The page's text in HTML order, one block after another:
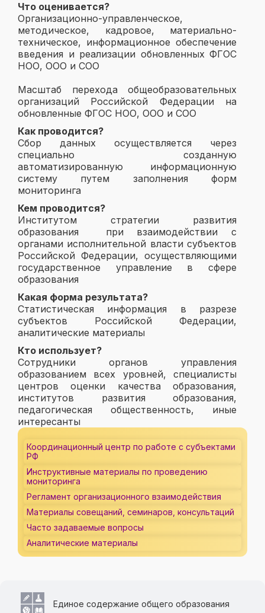
Что оценивается?
Организационно-управленческое,
методическое, кадровое, материально-
техническое, информационное обеспечение
введения и реализации обновленных ФГОС
НОО, ООО и СОО
Масштаб перехода общеобразовательных
организаций Российской Федерации на
обновленные ФГОС НОО, ООО и СОО
Как проводится?
Сбор данных осуществляется через
специально созданную
автоматизированную информационную
систему путем заполнения форм
мониторинга
Кем проводится?
Институтом стратегии развития
образования при взаимодействии с
органами исполнительной власти субъектов
Российской Федерации, осуществляющими
государственное управление в сфере
образования
Какая форма результата?
Статистическая информация в разрезе
субъектов Российской Федерации,
аналитические материалы
Кто использует?
Сотрудники органов управления
образованием всех уровней, специалисты
центров оценки качества образования,
институтов развития образования,
педагогическая общественность, иные
интересанты
Координационный центр по работе с субъектами
РФ
Инструктивные материалы по проведению
мониторинга
Регламент организационного взаимодействия
Материалы совещаний, семинаров, консультаций
Часто задаваемые вопросы
Аналитические материалы
Единое содержание общего образования